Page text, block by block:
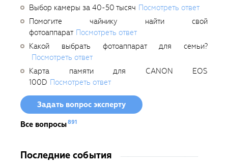
Выбор камеры за 40-50 тысяч Посмотреть ответ
Помогите чайнику найти свой
фотоаппарат Посмотреть ответ
Какой выбрать фотоаппарат для семьи?
Посмотреть ответ
Карта памяти для CANON EOS
100D Посмотреть ответ
Задать вопрос эксперту
Все вопросы891
Последние события